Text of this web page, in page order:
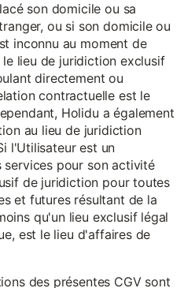
son domicile ou sa
ou si son domicile ou
inconnu au moment de
lieu de juridiction exclusif
directement ou
contractuelle est le
Holidu a également
au lieu de juridiction
l'Utilisateur est un
pour son activité
de juridiction pour toutes
et futures résultant de la
qu'un lieu exclusif légal
est le lieu d'affaires de
des présentes CGV sont